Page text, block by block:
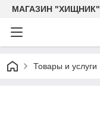
МАГАЗИН "ХИЩНИК"
Товары и услуги